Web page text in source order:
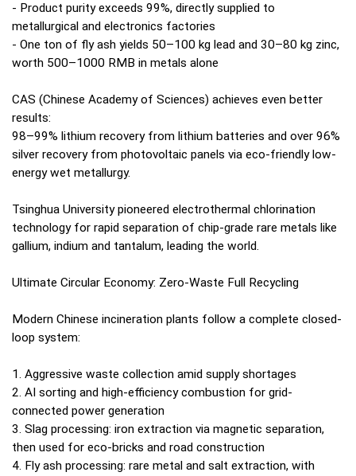
- Product purity exceeds 99%, directly supplied to
metallurgical and electronics factories
- One ton of fly ash yields 50–100 kg lead and 30–80 kg zinc,
worth 500–1000 RMB in metals alone
CAS (Chinese Academy of Sciences) achieves even better
results:
98–99% lithium recovery from lithium batteries and over 96%
silver recovery from photovoltaic panels via eco-friendly low-
energy wet metallurgy.
Tsinghua University pioneered electrothermal chlorination
technology for rapid separation of chip-grade rare metals like
gallium, indium and tantalum, leading the world.
Ultimate Circular Economy: Zero-Waste Full Recycling
Modern Chinese incineration plants follow a complete closed-
loop system:
1. Aggressive waste collection amid supply shortages
2. AI sorting and high-efficiency combustion for grid-
connected power generation
3. Slag processing: iron extraction via magnetic separation,
then used for eco-bricks and road construction
4. Fly ash processing: rare metal and salt extraction, with